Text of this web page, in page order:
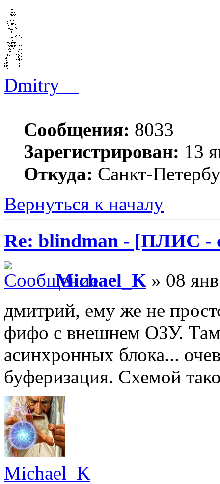
Dmitry__
Сообщения: 8033
Зарегистрирован: 13
Откуда: Санкт-
Вернуться к началу
Re: blindman - [ПЛИС -
Michael_K » 08
дмитрий, ему же не
фифо с внешнем ОЗУ. Там
асинхронных блока...
буферизация. Схемой
Michael_K